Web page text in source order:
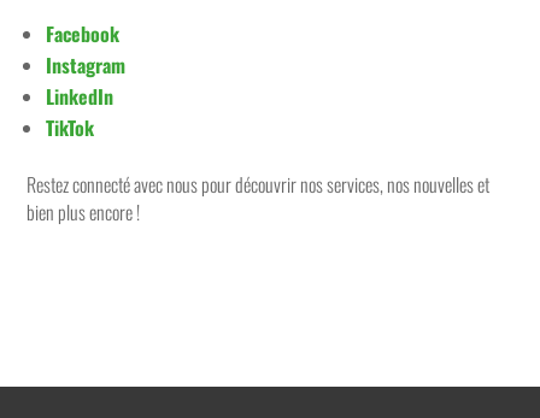
Facebook
Instagram
LinkedIn
TikTok
Restez connecté avec nous pour découvrir nos services, nos nouvelles et
bien plus encore !